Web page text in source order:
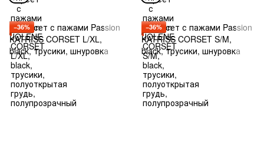
−36% −36%